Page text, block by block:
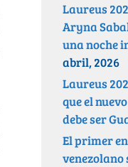
Laureus
Aryna
una noche
abril, 2026
Laureus
que el
debe ser
El primer
venezolano